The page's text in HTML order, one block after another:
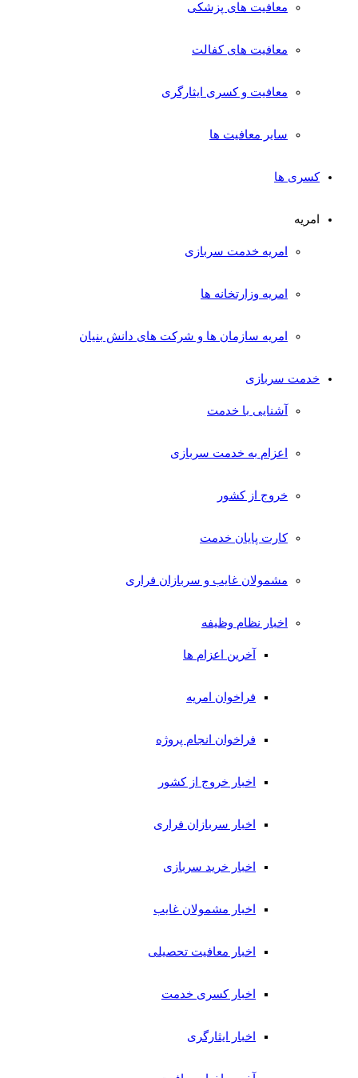
معافیت های پزشکی
معافیت های کفالت
معافیت و کسری ایثارگری
سایر معافیت ها
کسری ها
امریه
امریه خدمت سربازی
امریه وزارتخانه ها
امریه سازمان ها و شرکت های دانش بنیان
خدمت سربازی
آشنایی با خدمت
اعزام به خدمت سربازی
خروج از کشور
کارت پایان خدمت
مشمولان غایب و سربازان فراری
اخبار نظام وظیفه
آخرین اعزام ها
فراخوان امریه
فراخوان انجام پروژه
اخبار خروج از کشور
اخبار سربازان فراری
اخبار خرید سربازی
اخبار مشمولان غایب
اخبار معافیت تحصیلی
اخبار کسری خدمت
اخبار ایثارگری